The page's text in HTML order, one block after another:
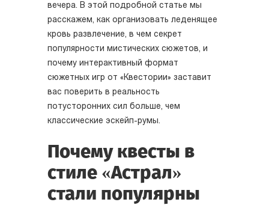
вечера. В этой подробной статье мы
расскажем, как организовать леденящее
кровь развлечение, в чем секрет
популярности мистических сюжетов, и
почему интерактивный формат
сюжетных игр от «Квестории» заставит
вас поверить в реальность
потусторонних сил больше, чем
классические эскейп-румы.
Почему квесты в
стиле «Астрал»
стали популярны